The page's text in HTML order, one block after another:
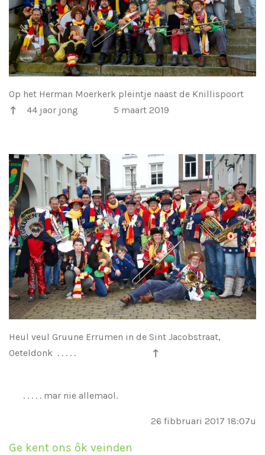
Op het Herman Moerkerk pleintje naast de Knillispoort
↑ 44 jaor jong 5 maart 2019
Heul veul Gruune Errumen in de Sint Jacobstraat,
Oeteldonk . . . . .
↑
. . . . . mar nie allemaol.
26 fibbruari 2017 18:07u
Ge kent ons ôk veinden